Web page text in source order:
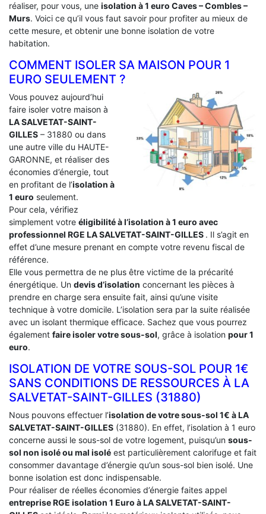
réaliser, pour vous, une isolation à 1 euro Caves – Combles –
Murs. Voici ce qu’il vous faut savoir pour profiter au mieux de
cette mesure, et obtenir une bonne isolation de votre
habitation.
COMMENT ISOLER SA MAISON POUR 1
EURO SEULEMENT ?
Vous pouvez aujourd’hui
faire isoler votre maison à
LA SALVETAT-SAINT-
GILLES – 31880 ou dans
une autre ville du HAUTE-
GARONNE, et réaliser des
économies d’énergie, tout
en profitant de l’isolation à
1 euro seulement.
Pour cela, vérifiez
simplement votre éligibilité à l’isolation à 1 euro avec
professionnel RGE LA SALVETAT-SAINT-GILLES . Il s’agit en
effet d’une mesure prenant en compte votre revenu fiscal de
référence.
Elle vous permettra de ne plus être victime de la précarité
énergétique. Un devis d’isolation concernant les pièces à
prendre en charge sera ensuite fait, ainsi qu’une visite
technique à votre domicile. L’isolation sera par la suite réalisée
avec un isolant thermique efficace. Sachez que vous pourrez
également faire isoler votre sous-sol, grâce à isolation pour 1
euro.
ISOLATION DE VOTRE SOUS-SOL POUR 1€
SANS CONDITIONS DE RESSOURCES À ‎LA
SALVETAT-SAINT-GILLES (31880)
Nous pouvons effectuer l’isolation de votre sous-sol 1€ à LA
SALVETAT-SAINT-GILLES (31880). En effet, l’isolation à 1 euro
concerne aussi le sous-sol de votre logement, puisqu’un sous-
sol non isolé ou mal isolé est particulièrement calorifuge et fait
consommer davantage d’énergie qu’un sous-sol bien isolé. Une
bonne isolation est donc indispensable.
Pour réaliser de réelles économies d’énergie faites appel
entreprise RGE isolation 1 Euro à LA SALVETAT-SAINT-